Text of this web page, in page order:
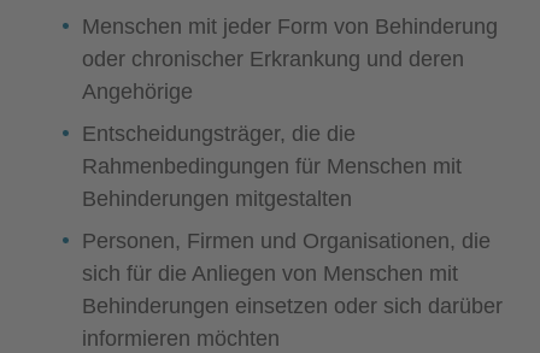
Menschen mit jeder Form von Behinderung
oder chronischer Erkrankung und deren
Angehörige
Entscheidungsträger, die die
Rahmenbedingungen für Menschen mit
Behinderungen mitgestalten
Personen, Firmen und Organisationen, die
sich für die Anliegen von Menschen mit
Behinderungen einsetzen oder sich darüber
informieren möchten